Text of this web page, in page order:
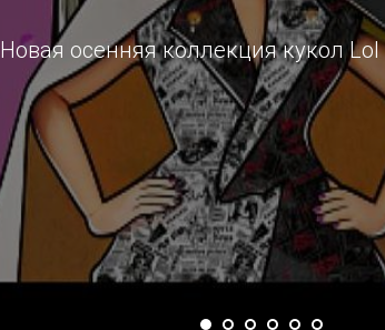
Новая осенняя коллекция кукол Lol